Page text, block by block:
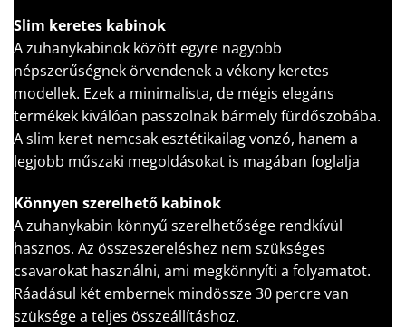
Slim keretes kabinok
A zuhanykabinok között egyre nagyobb
népszerűségnek örvendenek a vékony keretes
modellek. Ezek a minimalista, de mégis elegáns
termékek kiválóan passzolnak bármely fürdőszobába.
A slim keret nemcsak esztétikailag vonzó, hanem a
legjobb műszaki megoldásokat is magában foglalja
Könnyen szerelhető kabinok
A zuhanykabin könnyű szerelhetősége rendkívül
hasznos. Az összeszereléshez nem szükséges
csavarokat használni, ami megkönnyíti a folyamatot.
Ráadásul két embernek mindössze 30 percre van
szüksége a teljes összeállításhoz.